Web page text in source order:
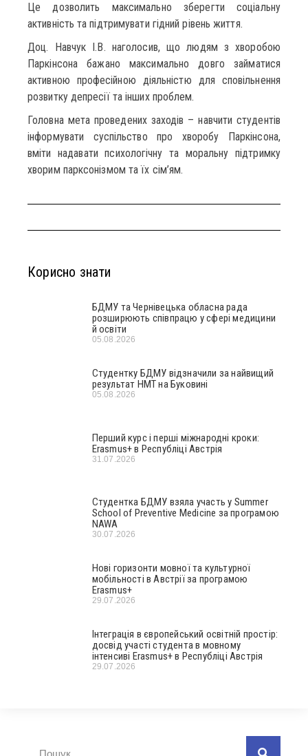
Це дозволить максимально зберегти соціальну
активність та підтримувати гідний рівень життя.
Доц. Навчук І.В. наголосив, що людям з хворобою
Паркінсона бажано максимально довго займатися
активною професійною діяльністю для сповільнення
розвитку депресії та інших проблем.
Головна мета проведених заходів – навчити студентів
інформувати суспільство про хворобу Паркінсона,
вміти надавати психологічну та моральну підтримку
хворим парксонізмом та їх сім’ям.
Корисно знати
БДМУ та Чернівецька обласна рада
розширюють співпрацю у сфері медицини
й освіти
05.08.2026
Студентку БДМУ відзначили за найвищий
результат НМТ на Буковині
05.08.2026
Перший курс і перші міжнародні кроки:
Erasmus+ в Республіці Австрія
31.07.2026
Студентка БДМУ взяла участь у Summer
School of Preventive Medicine за програмою
NAWA
30.07.2026
Нові горизонти мовної та культурної
мобільності в Австрії за програмою
Erasmus+
29.07.2026
Інтеграція в європейський освітній простір:
досвід участі студента в мовному
інтенсиві Erasmus+ в Республіці Австрія
29.07.2026